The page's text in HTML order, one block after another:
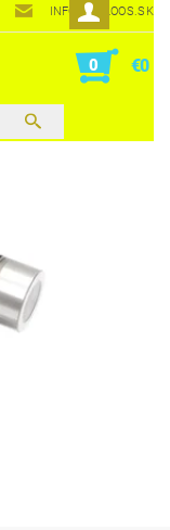
INFO@POLOOS.SK
0 €0